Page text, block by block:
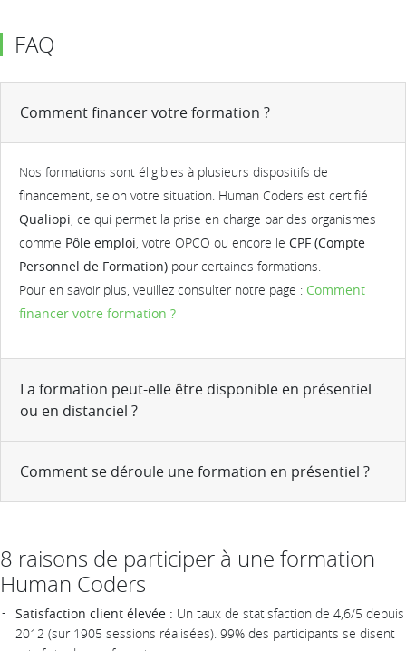
FAQ
Comment financer votre formation ?
Nos formations sont éligibles à plusieurs dispositifs de
financement, selon votre situation. Human Coders est certifié
Qualiopi, ce qui permet la prise en charge par des organismes
comme Pôle emploi, votre OPCO ou encore le CPF (Compte
Personnel de Formation) pour certaines formations.
Pour en savoir plus, veuillez consulter notre page : Comment
financer votre formation ?
La formation peut-elle être disponible en présentiel
ou en distanciel ?
Comment se déroule une formation en présentiel ?
8 raisons de participer à une formation
Human Coders
Satisfaction client élevée : Un taux de statisfaction de 4,6/5 depuis
2012 (sur 1905 sessions réalisées). 99% des participants se disent